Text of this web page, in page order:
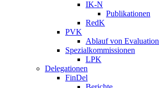
IK-N
Publikationen
RedK
PVK
Ablauf von
Spezialkommissionen
LPK
Delegationen
FinDel